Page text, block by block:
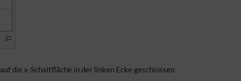
die x-Schaltfläche in der linken Ecke geschlossen